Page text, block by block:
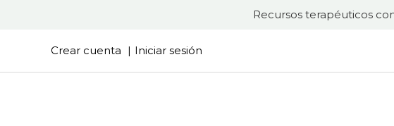
Recursos terapéuticos
Crear cuenta Iniciar sesión